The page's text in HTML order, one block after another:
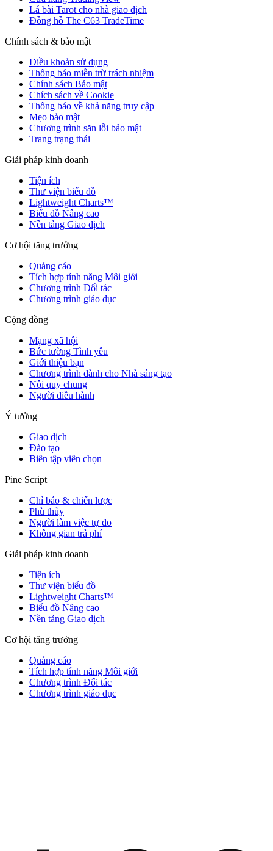
Lá bài Tarot cho nhà giao dịch
Đồng hồ The C63 TradeTime
Chính sách & bảo mật
Điều khoản sử dụng
Thông báo miễn trừ trách nhiệm
Chính sách Bảo mật
Chích sách về Cookie
Thông báo về khả năng truy cập
Mẹo bảo mật
Chương trình săn lỗi bảo mật
Trang trạng thái
Giải pháp kinh doanh
Tiện ích
Thư viện biểu đồ
Lightweight Charts™
Biểu đồ Nâng cao
Nền tảng Giao dịch
Cơ hội tăng trưởng
Quảng cáo
Tích hợp tính năng Môi giới
Chương trình Đối tác
Chương trình giáo dục
Cộng đồng
Mạng xã hội
Bức tường Tình yêu
Giới thiệu bạn
Chương trình dành cho Nhà sáng tạo
Nội quy chung
Người điều hành
Ý tưởng
Giao dịch
Đào tạo
Biên tập viên chọn
Pine Script
Chỉ báo & chiến lược
Phù thủy
Người làm việc tự do
Không gian trả phí
Giải pháp kinh doanh
Tiện ích
Thư viện biểu đồ
Lightweight Charts™
Biểu đồ Nâng cao
Nền tảng Giao dịch
Cơ hội tăng trưởng
Quảng cáo
Tích hợp tính năng Môi giới
Chương trình Đối tác
Chương trình giáo dục